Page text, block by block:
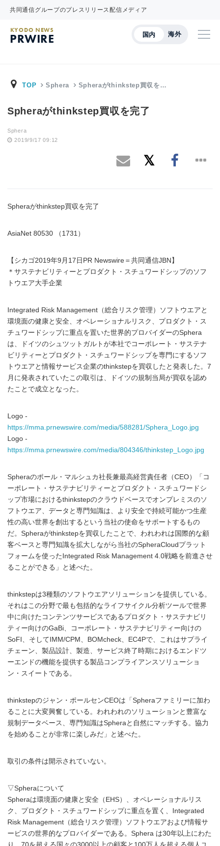
共同通信グループのプレスリリース配信メディア
国内 海外
KYODO NEWS
PRWIRE
TOP Sphera Spheraがthinkstep買収を…
Spheraがthinkstep買収を完了
Sphera
2019/9/17 09:12
Spheraがthinkstep買収を完了
AsiaNet 80530 （1731）
【シカゴ2019年9月17日PR Newswire＝共同通信JBN】
＊サステナビリティーとプロダクト・スチュワードシップのソフ
トウエア大手企業
Integrated Risk Management（総合リスク管理）ソフトウエアと
環境面の健康と安全、オペレーショナルリスク、プロダクト・ス
チュワードシップに重点を置いた世界的プロバイダーのSphera
は、ドイツのシュツットガルトが本社でコーポレート・サステナ
ビリティーとプロダクト・スチュワードシップを専門にするソフ
トウエアと情報サービス企業のthinkstepを買収したと発表した。7
月に発表されていたこの取引は、ドイツの規制当局が買収を認め
たことで成立となった。
Logo -
https://mma.prnewswire.com/media/588281/Sphera_Logo.jpg
Logo -
https://mma.prnewswire.com/media/804346/thinkstep_Logo.jpg
Spheraのポール・マルシュカ社長兼最高経営責任者（CEO）「コ
ーポレート・サステナビリティーとプロダクト・スチュワードシ
ップ市場におけるthinkstepのクラウドベースでオンプレミスのソ
フトウエア、データと専門知識は、より安全で持続可能かつ生産
性の高い世界を創出するという当社の使命をサポートするもの
だ。Spheraがthinkstepを買収したことで、われわれは国際的な顧
客ベースと専門知識を拡大しながら当社のSpheraCloudプラット
フォームを使ったIntegrated Risk Management 4.0戦略を前進させ
ることができる」と述べた。
thinkstepは3種類のソフトウエアソリューションを提供している。
それはこの分野で最も包括的なライフサイクル分析ツールで世界
中に向けたコンテンツサービスであるプロダクト・サステナビリ
ティー向けのGaBi、コーポレート・サステナビリティー向けの
SoFI、そしてIMM/CPM、BOMcheck、EC4Pで、これはサプライ
チェーン、製品設計、製造、サービス終了時期におけるエンドツ
ーエンドの機能を提供する製品コンプライアンスソリューショ
ン・スイートである。
thinkstepのジャン・ポールセンCEOは「Spheraファミリーに加わ
ることに大変興奮している。われわれのソリューションと豊富な
規制データベース、専門知識はSpheraと自然にマッチする。協力
を始めることが非常に楽しみだ」と述べた。
取引の条件は開示されていない。
▽Spheraについて
Spheraは環境面の健康と安全（EHS）、オペレーショナルリス
ク、プロダクト・スチュワードシップに重点を置く、Integrated
Risk Management（総合リスク管理）ソフトウエアおよび情報サ
ービスの世界的なプロバイダーである。Sphera は30年以上にわた